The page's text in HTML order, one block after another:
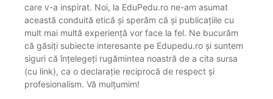
care v-a inspirat. Noi, la EduPedu.ro ne-am asumat
această conduită etică și sperăm că și publicațiile cu
mult mai multă experiență vor face la fel. Ne bucurăm
că găsiți subiecte interesante pe Edupedu.ro și suntem
siguri că înțelegeți rugămintea noastră de a cita sursa
(cu link), ca o declarație reciprocă de respect și
profesionalism. Vă mulțumim!